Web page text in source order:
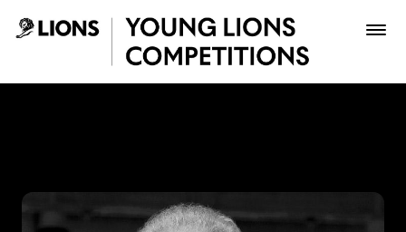
Saltar al contenido principal